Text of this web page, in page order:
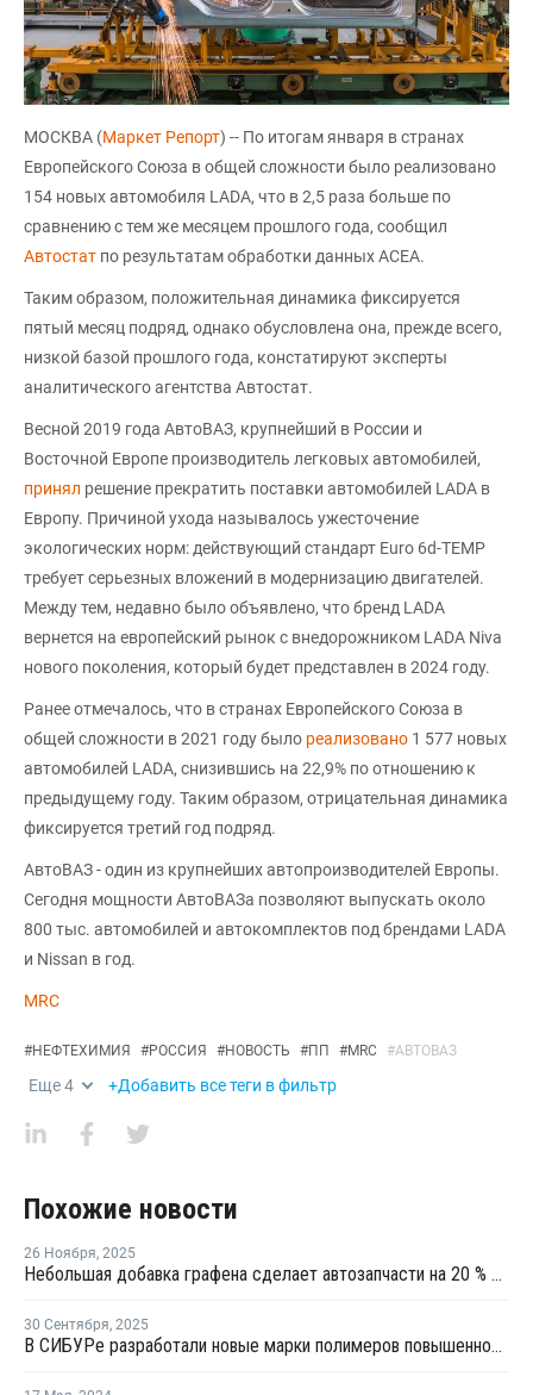
МОСКВА (Маркет Репорт) -- По итогам января в странах
Европейского Союза в общей сложности было реализовано
154 новых автомобиля LADA, что в 2,5 раза больше по
сравнению с тем же месяцем прошлого года, сообщил
Автостат по результатам обработки данных АСЕА.
Таким образом, положительная динамика фиксируется
пятый месяц подряд, однако обусловлена она, прежде всего,
низкой базой прошлого года, констатируют эксперты
аналитического агентства Автостат.
Весной 2019 года АвтоВАЗ, крупнейший в России и
Восточной Европе производитель легковых автомобилей,
принял решение прекратить поставки автомобилей LADA в
Европу. Причиной ухода называлось ужесточение
экологических норм: действующий стандарт Euro 6d-TEMP
требует серьезных вложений в модернизацию двигателей.
Между тем, недавно было объявлено, что бренд LADA
вернется на европейский рынок с внедорожником LADA Niva
нового поколения, который будет представлен в 2024 году.
Ранее отмечалось, что в странах Европейского Союза в
общей сложности в 2021 году было реализовано 1 577 новых
автомобилей LADA, снизившись на 22,9% по отношению к
предыдущему году. Таким образом, отрицательная динамика
фиксируется третий год подряд.
АвтоВАЗ - один из крупнейших автопроизводителей Европы.
Сегодня мощности АвтоВАЗа позволяют выпускать около
800 тыс. автомобилей и автокомплектов под брендами LADA
и Nissan в год.
MRC
#НЕФТЕХИМИЯ #РОССИЯ #НОВОСТЬ #ПП #MRC #АВТОВАЗ
Еще4 +Добавить все теги в фильтр
Похожие новости
26 Ноября, 2025
Небольшая добавка графена сделает автозапчасти на 20 % прочнее и на 18 % легче
30 Сентября, 2025
В СИБУРе разработали новые марки полимеров повышенной прочности